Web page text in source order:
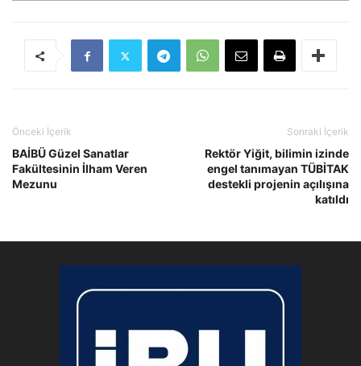
Önceki İçerik
BAİBÜ Güzel Sanatlar
Fakültesinin İlham Veren
Mezunu
Sonraki İçerik
Rektör Yiğit, bilimin izinde
engel tanımayan TÜBİTAK
destekli projenin açılışına
katıldı